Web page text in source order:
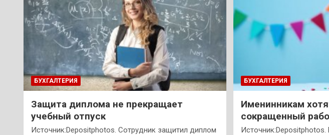
БУХГАЛТЕРИЯ
Защита диплома не прекращает
учебный отпуск
Источник:Depositphotos. Сотрудник защитил диплом
БУХГАЛТЕРИЯ
Именинникам
сокращенный